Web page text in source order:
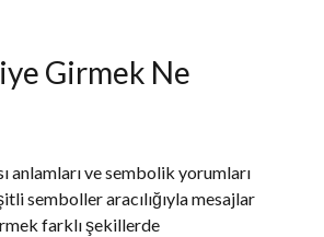
Girmek Ne
anlamları ve sembolik yorumları
semboller aracılığıyla mesajlar
farklı şekillerde